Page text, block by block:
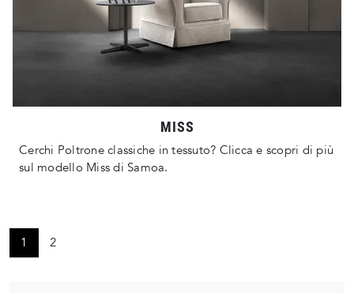
MISS
Cerchi Poltrone classiche in tessuto? Clicca e scopri di più
sul modello Miss di Samoa.
1 2